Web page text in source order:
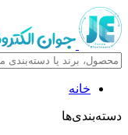
خانه
دسته‌بندی‌ها